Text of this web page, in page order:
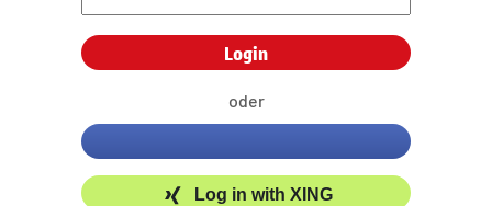
oder
Log in with XING